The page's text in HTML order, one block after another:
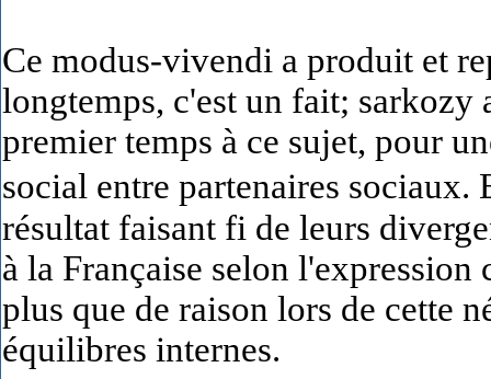
Ce modus-vivendi a produit et
longtemps, c'est un fait; sarkozy
premier temps à ce sujet, pour
social entre partenaires sociaux.
résultat faisant fi de leurs
à la Française selon l'expression
plus que de raison lors de cette
équilibres internes.